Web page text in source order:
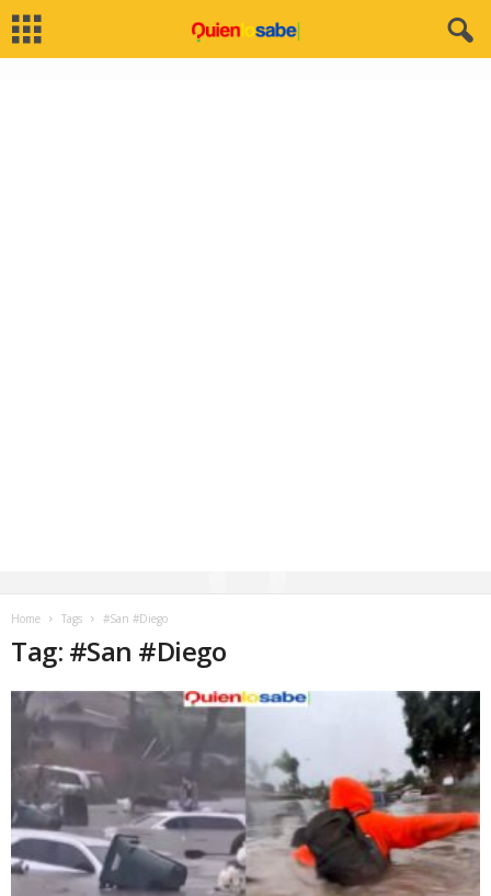
Home Tags #San #Diego
Tag: #San #Diego